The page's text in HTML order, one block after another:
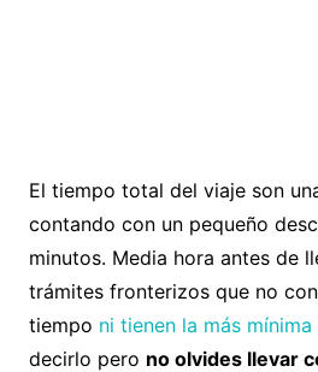
El tiempo total del viaje son
contando con un pequeño
minutos. Media hora antes de
trámites fronterizos que no
tiempo ni tienen la más
decirlo pero no olvides llevar